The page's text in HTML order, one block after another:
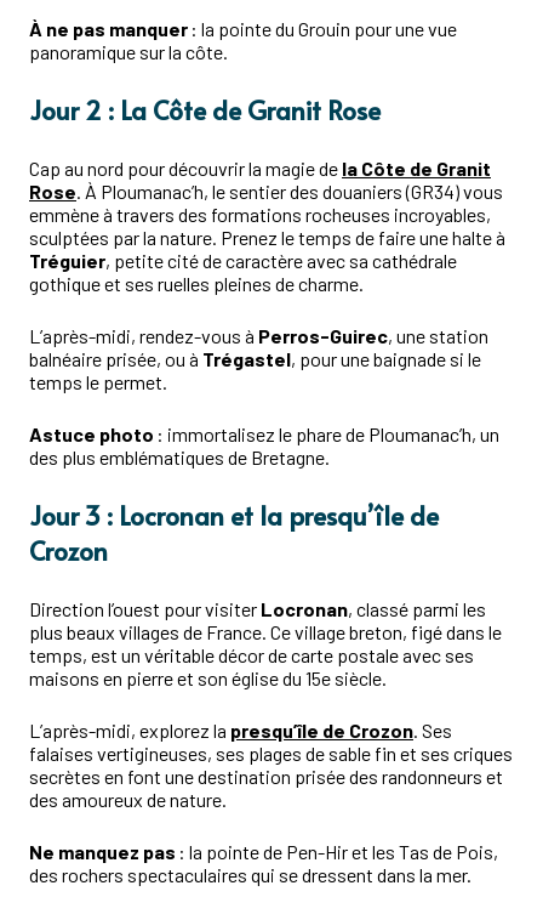
À ne pas manquer : la pointe du Grouin pour une vue
panoramique sur la côte.
Jour 2 : La Côte de Granit Rose
Cap au nord pour découvrir la magie de la Côte de Granit
Rose. À Ploumanac’h, le sentier des douaniers (GR34) vous
emmène à travers des formations rocheuses incroyables,
sculptées par la nature. Prenez le temps de faire une halte à
Tréguier, petite cité de caractère avec sa cathédrale
gothique et ses ruelles pleines de charme.
L’après-midi, rendez-vous à Perros-Guirec, une station
balnéaire prisée, ou à Trégastel, pour une baignade si le
temps le permet.
Astuce photo : immortalisez le phare de Ploumanac’h, un
des plus emblématiques de Bretagne.
Jour 3 : Locronan et la presqu’île de
Crozon
Direction l’ouest pour visiter Locronan, classé parmi les
plus beaux villages de France. Ce village breton, figé dans le
temps, est un véritable décor de carte postale avec ses
maisons en pierre et son église du 15e siècle.
L’après-midi, explorez la presqu’île de Crozon. Ses
falaises vertigineuses, ses plages de sable fin et ses criques
secrètes en font une destination prisée des randonneurs et
des amoureux de nature.
Ne manquez pas : la pointe de Pen-Hir et les Tas de Pois,
des rochers spectaculaires qui se dressent dans la mer.